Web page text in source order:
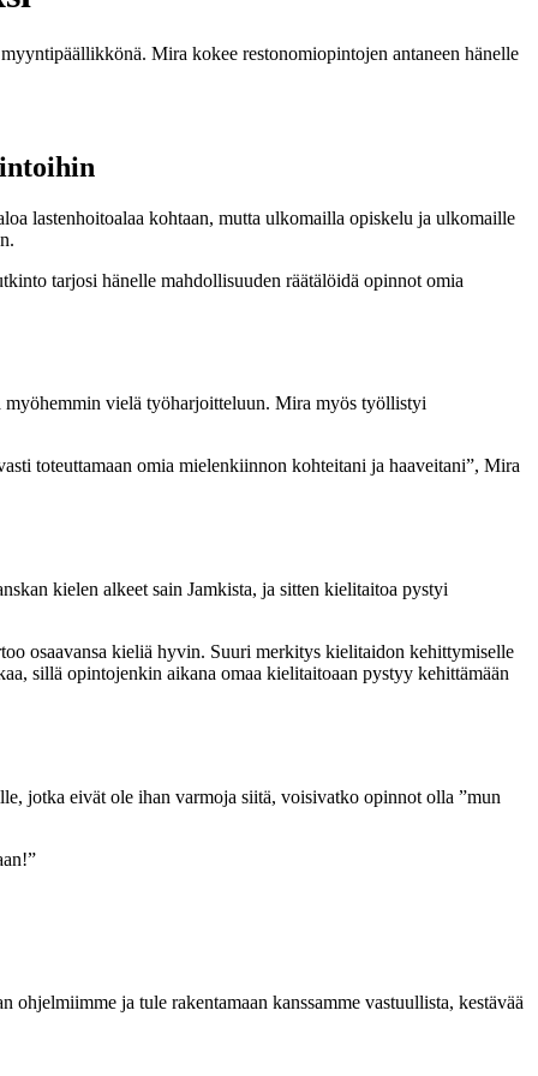
Mira kokee restonomiopintojen antaneen hänelle
lastenhoitoalaa kohtaan, mutta ulkomailla opiskelu ja ulkomaille
tarjosi hänelle mahdollisuuden räätälöidä opinnot omia
myöhemmin vielä työharjoitteluun. Mira myös työllistyi
toteuttamaan omia mielenkiinnon kohteitani ja haaveitani”, Mira
kielen alkeet sain Jamkista, ja sitten kielitaitoa pystyi
osaavansa kieliä hyvin. Suuri merkitys kielitaidon kehittymiselle
sillä opintojenkin aikana omaa kielitaitoaan pystyy kehittämään
jotka eivät ole ihan varmoja siitä, voisivatko opinnot olla ”mun
ja tule rakentamaan kanssamme vastuullista, kestävää